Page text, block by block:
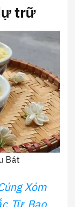
trữ
Bát
Xóm
Từ Bao